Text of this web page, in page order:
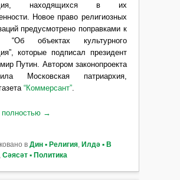
находящихся в их
Новое право религиозных
предусмотрено поправками к
“Об объектах культурного
которые подписал президент
Путин. Автором законопроекта
Московская патриархия,
“Коммерсант”.
полностью →
в Дин ▪ Религия, Илдә ▪ В
Сәясәт ▪ Политика